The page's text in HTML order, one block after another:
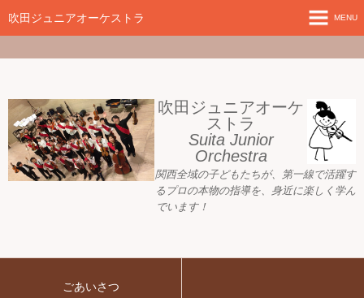
verification=nW1XDOjsXUeBk5Tr0WL2kTnlmTP78udH3yRHAbTSBv8
吹田ジュニアオーケストラ
吹田ジュニアオーケ
ストラ
Suita Junior
Orchestra
関西全域の子どもたちが、
第一線で活躍す
るプロの本物の指導を、身近に楽しく学ん
でいます！
MENU
ホーム
新着情報
活動目標
指導者ご紹介
プレジュニア クラス
ごあいさつ